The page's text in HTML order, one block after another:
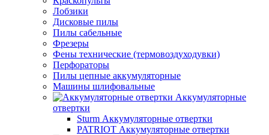
Лобзики
Дисковые пилы
Пилы сабельные
Фрезеры
Фены технические (термовоздуходувки)
Перфораторы
Пилы цепные аккумуляторные
Машины шлифовальные
Аккумуляторные
отвертки
Sturm Аккумуляторные отвертки
PATRIOT Аккумуляторные отвертки